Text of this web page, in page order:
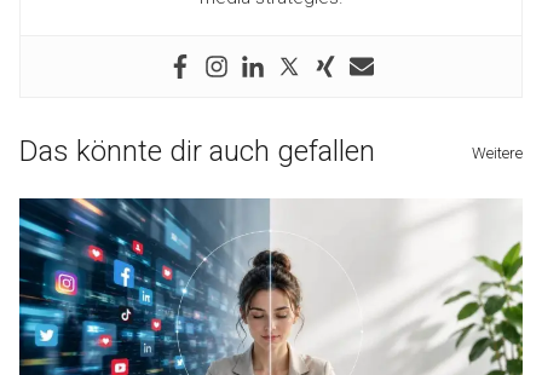
Das könnte dir auch gefallen Weitere